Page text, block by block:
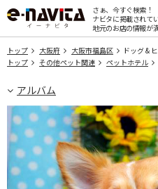
さぁ、今すぐ検索！
ナビタに掲載されて
地元のお店の情報が
トップ 大阪府 大阪市福島区
ドッグ &
トップ
その他ペット関連 ペットホテル
アルバム